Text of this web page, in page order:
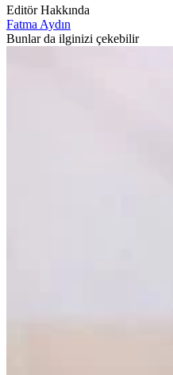
Editör Hakkında
Fatma Aydın
Bunlar da ilginizi çekebilir